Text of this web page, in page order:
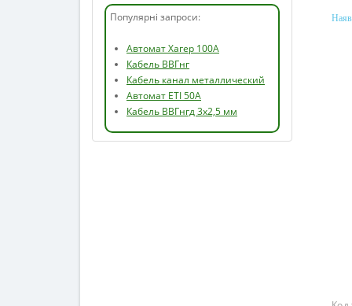
Автомат Хагер 100А
Кабель ВВГнг
Кабель канал металлический
Автомат ETI 50А
Кабель ВВГнгд 3х2,5 мм